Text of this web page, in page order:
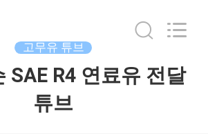
고무유 튜브
SAE R4 연료유 전달
튜브